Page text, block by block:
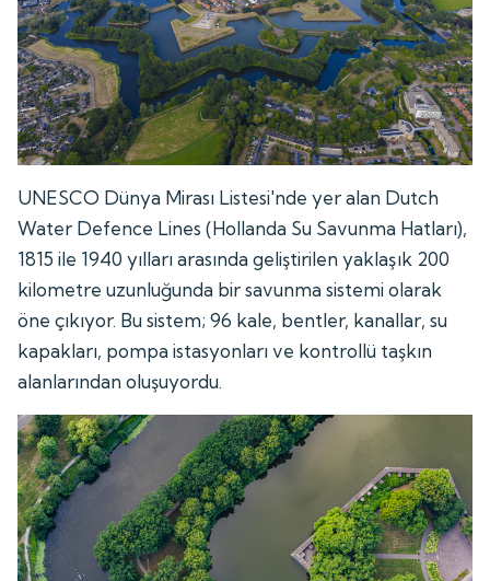
UNESCO Dünya Mirası Listesi'nde yer alan Dutch
Water Defence Lines (Hollanda Su Savunma Hatları),
1815 ile 1940 yılları arasında geliştirilen yaklaşık 200
kilometre uzunluğunda bir savunma sistemi olarak
öne çıkıyor. Bu sistem; 96 kale, bentler, kanallar, su
kapakları, pompa istasyonları ve kontrollü taşkın
alanlarından oluşuyordu.